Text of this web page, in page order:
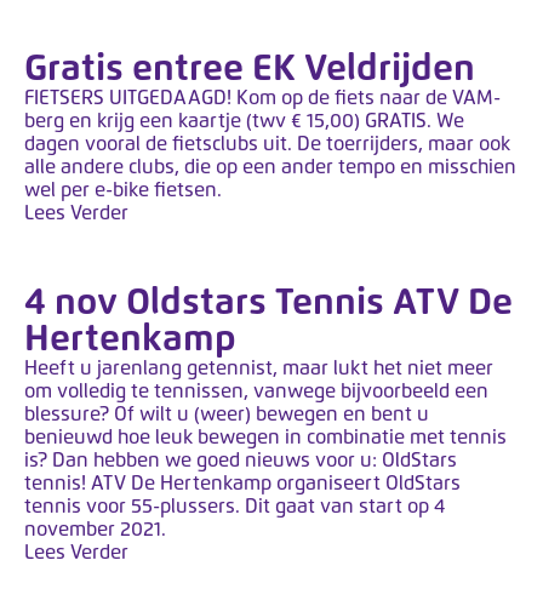
Gratis entree EK Veldrijden
FIETSERS UITGEDAAGD! Kom op de fiets naar de VAM-
berg en krijg een kaartje (twv € 15,00) GRATIS. We
dagen vooral de fietsclubs uit. De toerrijders, maar ook
alle andere clubs, die op een ander tempo en misschien
wel per e-bike fietsen.
Lees Verder
4 nov Oldstars Tennis ATV De
Hertenkamp
Heeft u jarenlang getennist, maar lukt het niet meer
om volledig te tennissen, vanwege bijvoorbeeld een
blessure? Of wilt u (weer) bewegen en bent u
benieuwd hoe leuk bewegen in combinatie met tennis
is? Dan hebben we goed nieuws voor u: OldStars
tennis! ATV De Hertenkamp organiseert OldStars
tennis voor 55-plussers. Dit gaat van start op 4
november 2021.
Lees Verder